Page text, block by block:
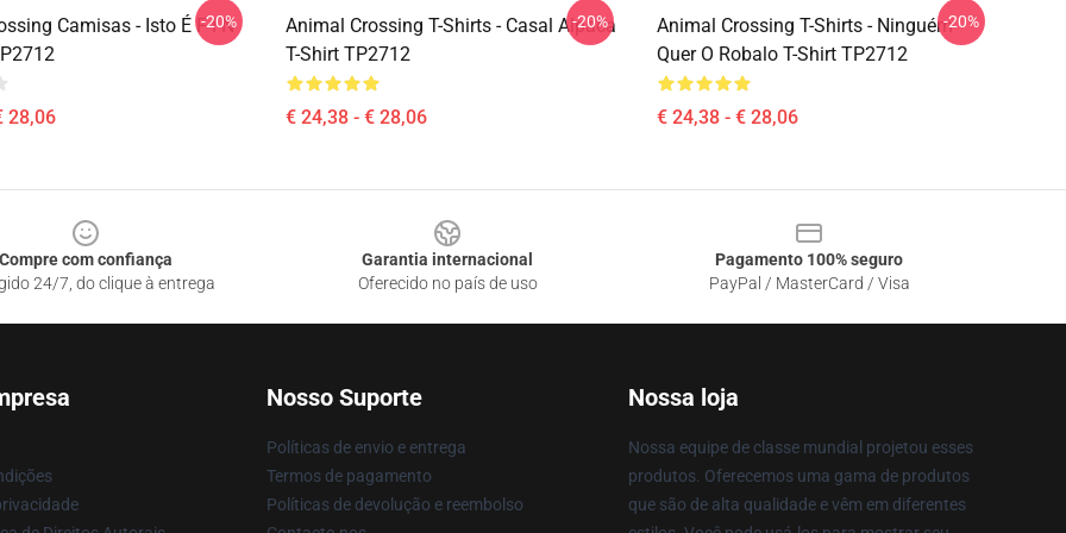
Camisas - Isto É F I N
28,06
-20%
Animal Crossing T-Shirts - Casal Alpaca
T-Shirt TP2712
€ 24,38 - € 28,06
-20%
Animal Crossing T-Shirts - Ninguém
Quer O Robalo T-Shirt TP2712
€ 24,38 - € 28,06
-20%
Compre com confiança
24/7, do clique à entrega
Garantia internacional
Oferecido no país de uso
Pagamento 100% seguro
PayPal / MasterCard / Visa
Nosso Suporte
Políticas de envio e entrega
Termos de pagamento
Políticas de devolução e reembolso
Nossa loja
Nossa equipe de classe mundial projetou esses
produtos. Oferecemos uma gama de produtos
que são de alta qualidade e vêm em diferentes